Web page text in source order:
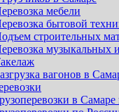
мебели
бытовой
строительных
музыкальных
вагонов в
в Самаре